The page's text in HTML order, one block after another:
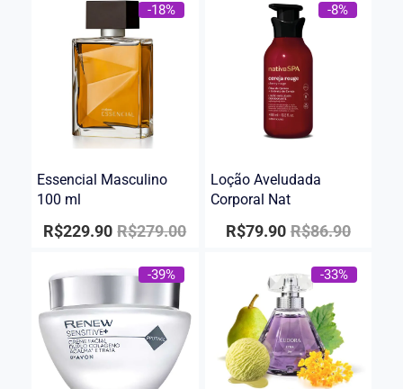
-18%
Essencial Masculino
100 ml
R$279.00
R$229.90
-8%
Loção Aveludada
Corporal Nat
R$86.90
R$79.90
-39% -33%